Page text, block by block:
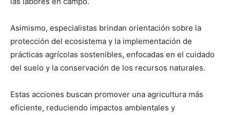
Asimismo, especialistas brindan orientación sobre la
protección del ecosistema y la implementación de
prácticas agrícolas sostenibles, enfocadas en el cuidado
del suelo y la conservación de los recursos naturales.
Estas acciones buscan promover una agricultura más
eficiente, reduciendo impactos ambientales y